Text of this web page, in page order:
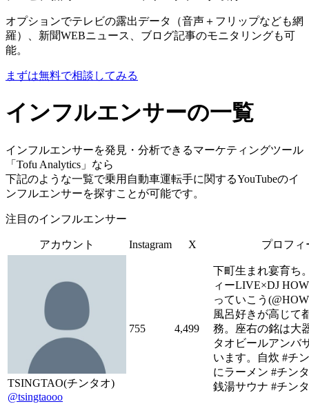
オプションでテレビの露出データ（音声＋フリップなども網
羅）、新聞WEBニュース、ブログ記事のモニタリングも可
能。
まずは無料で相談してみる
インフルエンサーの一覧
インフルエンサーを発見・分析できるマーケティングツール
「Tofu Analytics」なら
下記のような一覧で乗用自動車運転手に関するYouTubeのイ
ンフルエンサーを探すことが可能です。
注目のインフルエンサー
アカウント Instagram X プロフィ
TSINGTAO(チンタオ)
@tsingtaooo
755 4,499
下町生まれ宴育ち
ィーLIVE×DJ
っていこう
風呂好きが高じて
務。座右の銘は大
タオビールアンバ
います。自炊 #チ
にラーメン #チン
銭湯サウナ #チン